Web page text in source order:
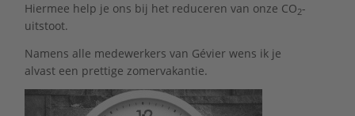
Hiermee help je ons bij het reduceren van onze CO2-
uitstoot.
Namens alle medewerkers van Gévier wens ik je
alvast een prettige zomervakantie.